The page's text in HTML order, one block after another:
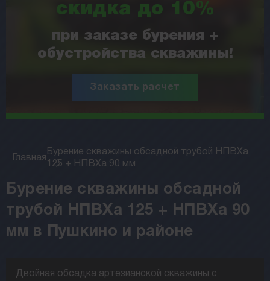
скидка до 10%
при заказе бурения +
обустройства скважины!
Заказать расчет
Главная
Бурение скважины обсадной трубой НПВХа
125 + НПВХа 90 мм
Бурение скважины обсадной
трубой НПВХа 125 + НПВХа 90
мм в Пушкино и районе
Двойная обсадка артезианской скважины с